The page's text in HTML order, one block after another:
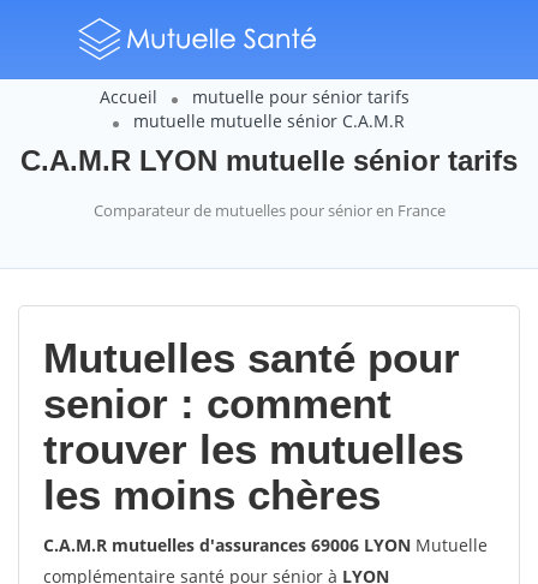
Accueil
mutuelle pour sénior tarifs
mutuelle mutuelle sénior C.A.M.R
C.A.M.R LYON mutuelle sénior tarifs
Comparateur de mutuelles pour sénior en France
Mutuelles santé pour
senior : comment
trouver les mutuelles
les moins chères
C.A.M.R mutuelles d'assurances 69006 LYON Mutuelle
complémentaire santé pour sénior à LYON